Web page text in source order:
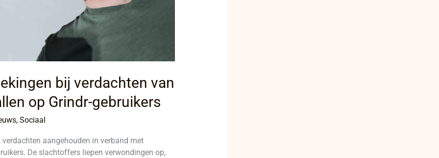
bij verdachten van
op Grindr-gebruikers
, Sociaal
aangehouden in verband met
De slachtoffers liepen verwondingen op,